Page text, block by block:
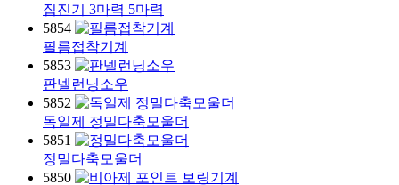
집진기 3마력 5마력
5854
필름접착기계
5853
판넬런닝소우
5852
독일제 정밀다축모울더
5851
정밀다축모울더
5850